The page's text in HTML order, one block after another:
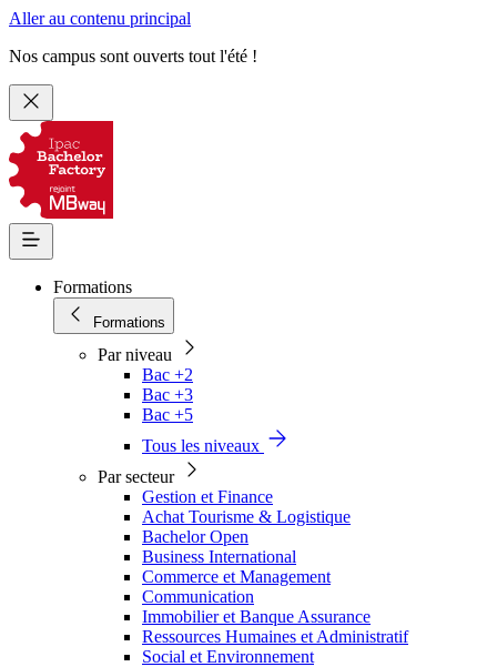
Aller au contenu principal
Nos campus sont ouverts tout l'été !
Formations
Formations
Par niveau
Bac +2
Bac +3
Bac +5
Tous les niveaux
Par secteur
Gestion et Finance
Achat Tourisme & Logistique
Bachelor Open
Business International
Commerce et Management
Communication
Immobilier et Banque Assurance
Ressources Humaines et Administratif
Social et Environnement